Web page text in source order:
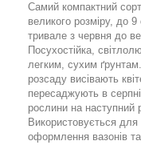
Самий компактний
великого розміру, до 9
тривале з червня до
Посухостійка,
легким, сухим
розсаду висівають
пересаджують в
рослини на наступний
Використовується
оформлення вазонів та